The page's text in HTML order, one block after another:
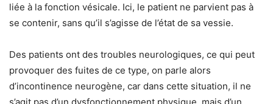
liée à la fonction vésicale. Ici, le patient ne parvient pas à
se contenir, sans qu’il s’agisse de l’état de sa vessie.
Des patients ont des troubles neurologiques, ce qui peut
provoquer des fuites de ce type, on parle alors
d’incontinence neurogène, car dans cette situation, il ne
s’agit pas d’un dysfonctionnement physique, mais d’un